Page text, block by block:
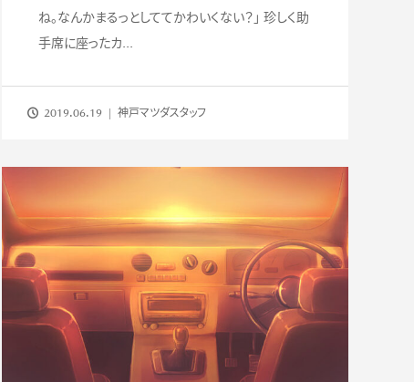
ね。なんかまるっとしててかわいくない？」 珍しく助
手席に座ったカ...
2019.06.19 神戸マツダスタッフ